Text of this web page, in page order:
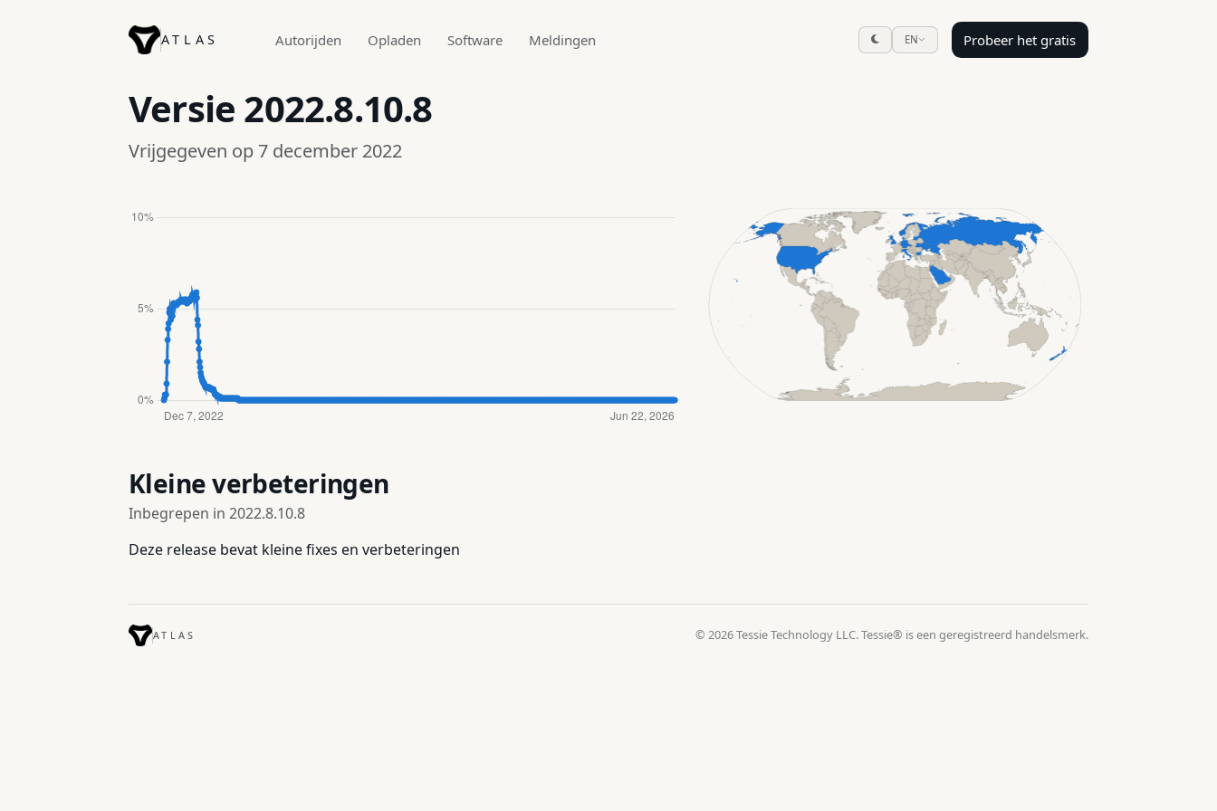
ATLAS Autorijden Opladen Software Meldingen EN Probeer het gratis
Versie 2022.8.10.8
Vrijgegeven op 7 december 2022
Kleine verbeteringen
Inbegrepen in 2022.8.10.8
Deze release bevat kleine fixes en verbeteringen
ATLAS © 2026 Tessie Technology LLC. Tessie® is een geregistreerd handelsmerk.